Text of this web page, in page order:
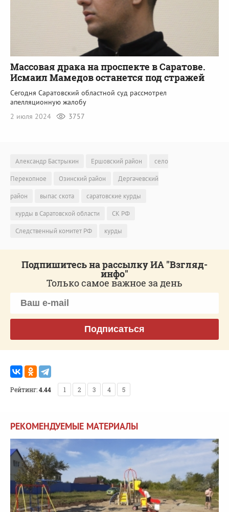
Массовая драка на проспекте в Саратове.
Исмаил Мамедов останется под стражей
Сегодня Саратовский областной суд рассмотрел
апелляционную жалобу
2 июля 2024
3757
Александр Бастрыкин Ершовский район
село
Перекопное
Озинский район
Дергачевский
район
выпас скота
саратовские курды
курды в Саратовской области
СК РФ
Следственный комитет РФ
курды
Подпишитесь на рассылку ИА "Взгляд-
инфо"
Только самое важное за день
Подписаться
Рейтинг:4.44 1 2 3 4 5
РЕКОМЕНДУЕМЫЕ МАТЕРИАЛЫ